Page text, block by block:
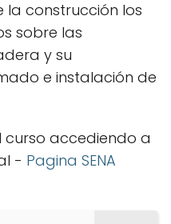
construcción los
sobre las
y su
e instalación de
accediendo a
- Pagina SENA